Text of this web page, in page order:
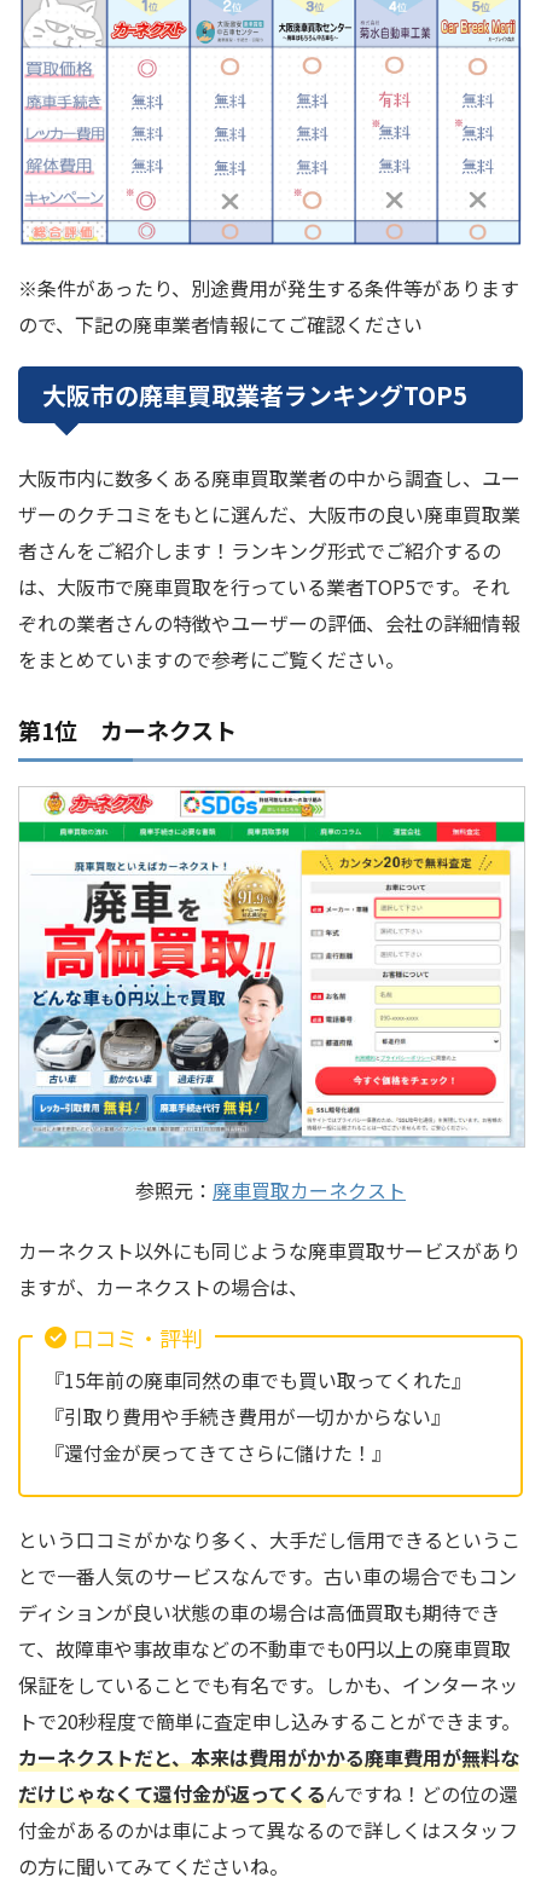
※条件があったり、別途費用が発生する条件等があります
ので、下記の廃車業者情報にてご確認ください
大阪市の廃車買取業者ランキングTOP5
大阪市内に数多くある廃車買取業者の中から調査し、ユー
ザーのクチコミをもとに選んだ、大阪市の良い廃車買取業
者さんをご紹介します！ランキング形式でご紹介するの
は、大阪市で廃車買取を行っている業者TOP5です。それ
ぞれの業者さんの特徴やユーザーの評価、会社の詳細情報
をまとめていますので参考にご覧ください。
第1位 カーネクスト
参照元： 廃車買取カーネクスト
カーネクスト以外にも同じような廃車買取サービスがあり
ますが、カーネクストの場合は、
口コミ・評判
『15年前の廃車同然の車でも買い取ってくれた』
『引取り費用や手続き費用が一切かからない』
『還付金が戻ってきてさらに儲けた！』
という口コミがかなり多く、大手だし信用できるというこ
とで一番人気のサービスなんです。古い車の場合でもコン
ディションが良い状態の車の場合は高価買取も期待でき
て、故障車や事故車などの不動車でも0円以上の廃車買取
保証をしていることでも有名です。しかも、インターネッ
トで20秒程度で簡単に査定申し込みすることができます。
カーネクストだと、本来は費用がかかる廃車費用が無料な
だけじゃなくて還付金が返ってくるんですね！どの位の還
付金があるのかは車によって異なるので詳しくはスタッフ
の方に聞いてみてくださいね。